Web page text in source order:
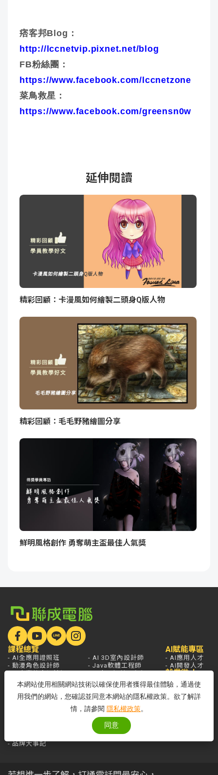
痞客邦Blog：
http://lccnetvip.pixnet.net/blog
FB粉絲團：
https://www.facebook.com/lccnetzone
菜鳥救星：
https://www.facebook.com/greensn0w
延伸閱讀
精彩回顧：卡漫風如何繪製二頭身Q版人物
精彩回顧：毛毛野豬繪圖分享
鮮明風格創作 勇奪萌主盃最佳人氣獎
課程總覽
- AI全應用證照班
- 動漫角色設計師
- 遊戲美術設計師
- AI影音創作設計師
- AI遊戲程式設計師
- AI Agent應用開發工程師
- AI 3D室內設計師
- Java軟體工程師
- PTC機構工程師
- 雲端系統整合工程師
- 資訊安全工程師
AI賦能專區
- AI應用人才
- AI開發人才
就業徵才
學員展現
- 品牌大事記
熱門新聞
本網站使用相關網站技術以確保使用者獲得最佳體驗，通過使
用我們的網站，您確認並同意本網站的隱私權政策。欲了解詳
情，請參閱 隱私權政策。
同意